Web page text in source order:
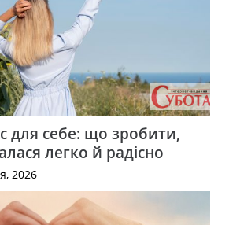
для себе: що зробити,
легко й радісно
2026